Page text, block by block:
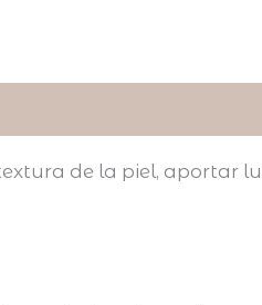
de la piel, aportar